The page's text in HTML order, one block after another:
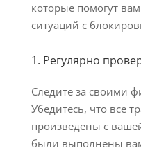
которые помогут
ситуаций с
1. Регулярно
Следите за своими
Убедитесь, что все
произведены с
были выполнены